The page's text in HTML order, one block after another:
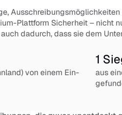
Plattform Sicherheit – nicht
dadurch, dass sie dem
von einem Ein-
1
aus